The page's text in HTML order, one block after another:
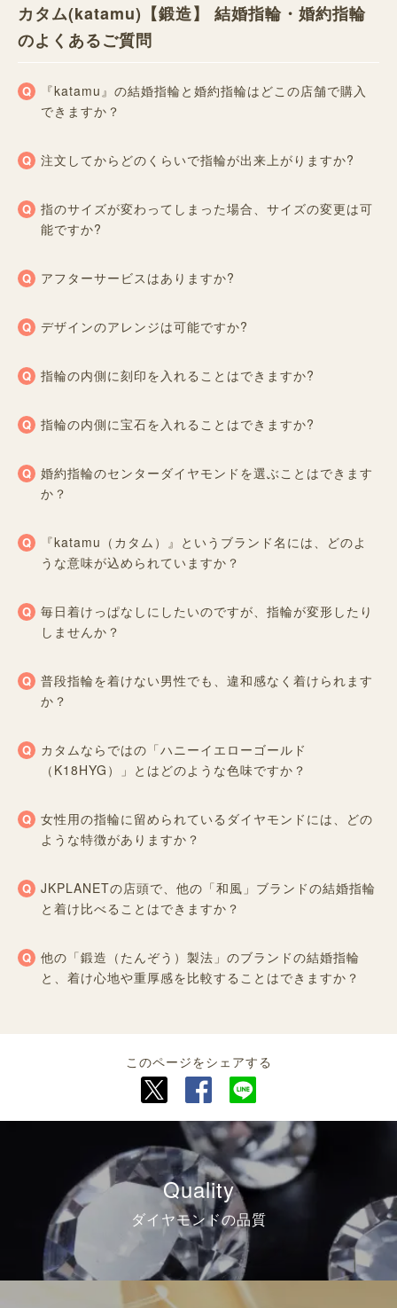
カタム(katamu)【鍛造】 結婚指輪・婚約指輪
のよくあるご質問
『katamu』の結婚指輪と婚約指輪はどこの店舗で購入
できますか？
注文してからどのくらいで指輪が出来上がりますか?
指のサイズが変わってしまった場合、サイズの変更は可
能ですか?
アフターサービスはありますか?
デザインのアレンジは可能ですか?
指輪の内側に刻印を入れることはできますか?
指輪の内側に宝石を入れることはできますか?
婚約指輪のセンターダイヤモンドを選ぶことはできます
か？
『katamu（カタム）』というブランド名には、どのよ
うな意味が込められていますか？
毎日着けっぱなしにしたいのですが、指輪が変形したり
しませんか？
普段指輪を着けない男性でも、違和感なく着けられます
か？
カタムならではの「ハニーイエローゴールド
（K18HYG）」とはどのような色味ですか？
女性用の指輪に留められているダイヤモンドには、どの
ような特徴がありますか？
JKPLANETの店頭で、他の「和風」ブランドの結婚指輪
と着け比べることはできますか？
他の「鍛造（たんぞう）製法」のブランドの結婚指輪
と、着け心地や重厚感を比較することはできますか？
このページをシェアする
Quality
ダイヤモンドの品質